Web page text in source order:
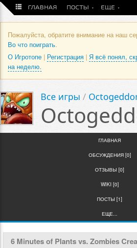
ГЛАВНАЯ ПОСТЫ ЕЩЕ
Пожалуйста, обратите внимание на наш
Во что поиграть.
О Игротопе | Регистрация | Я всё понял,
на неделю.
Все игры /
ГЛАВНАЯ
ОБСУЖДЕНИЯ [0]
ОТЗЫВЫ [0]
WIKI [0]
ПОСТЫ [1]
ЕЩЕ...
6 Minutes of Plants vs. Zombies